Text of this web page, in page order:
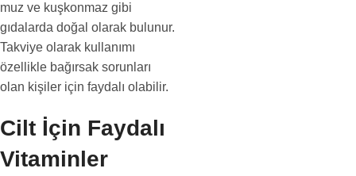
muz ve kuşkonmaz gibi
gıdalarda doğal olarak bulunur.
Takviye olarak kullanımı
özellikle bağırsak sorunları
olan kişiler için faydalı olabilir.
Cilt İçin Faydalı
Vitaminler